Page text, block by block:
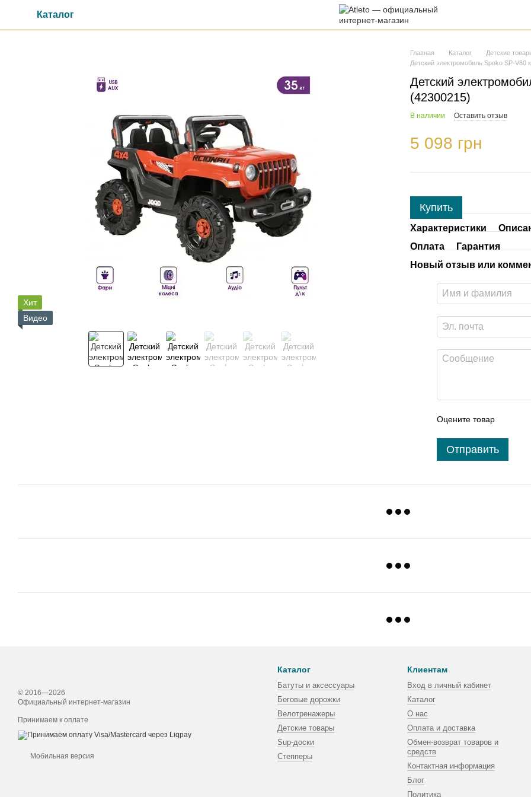
Перейти к основному контенту
Каталог
Хит
Видео
Главная Каталог Детские
Детский электромобиль Spoko SP-V80
Детский
(42300215)
В наличии Оставить отзыв
5 098 грн
Купить
Характеристики
Оплата
Гарантия
Новый отзыв или
Оцените товар
Отправить
© 2016—2026
Официальный интернет-магазин
Принимаем к оплате
Мобильная версия
Каталог
Батуты и аксессуары
Беговые дорожки
Велотренажеры
Детские товары
Sup-доски
Степперы
Клиентам
Вход в личный кабинет
Каталог
О нас
Оплата и доставка
Обмен-возврат товаров и
средств
Контактная информация
Блог
Политика